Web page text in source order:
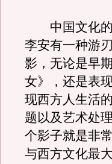
中国文化的
李安有一种游
影，无论是早
女》，还是表
现西方人生活
题以及艺术处
个影子就是非
与西方文化最